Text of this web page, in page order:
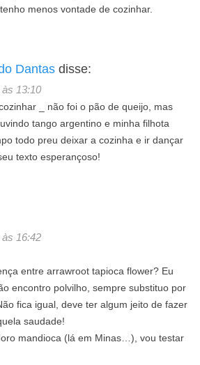
menos vontade de cozinhar.
Dantas disse:
às 13:10
_ não foi o pão de queijo, mas
tango argentino e minha filhota
todo preu deixar a cozinha e ir dançar
texto esperançoso!
às 16:42
entre arrawroot tapioca flower? Eu
encontro polvilho, sempre substituo por
fica igual, deve ter algum jeito de fazer
saudade!
mandioca (lá em Minas…), vou testar